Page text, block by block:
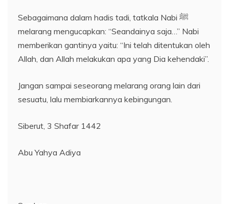
Sebagaimana dalam hadis tadi, tatkala Nabi ﷺ
melarang mengucapkan: “Seandainya saja…” Nabi
memberikan gantinya yaitu: “Ini telah ditentukan oleh
Allah, dan Allah melakukan apa yang Dia kehendaki”.
Jangan sampai seseorang melarang orang lain dari
sesuatu, lalu membiarkannya kebingungan.
Siberut, 3 Shafar 1442
Abu Yahya Adiya